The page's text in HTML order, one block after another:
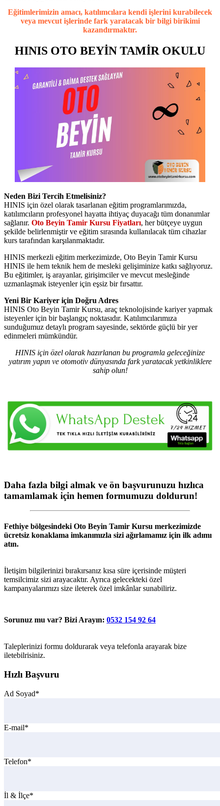
Eğitimlerimizin amacı, katılımcılara kendi işlerini kurabilecek
veya mevcut işlerinde fark yaratacak bir bilgi birikimi
kazandırmaktır.
HINIS OTO BEYİN TAMİR OKULU
Neden Bizi Tercih Etmelisiniz?
HINIS için özel olarak tasarlanan eğitim programlarımızda,
katılımcıların profesyonel hayatta ihtiyaç duyacağı tüm donanımlar
sağlanır. Oto Beyin Tamir Kursu Fiyatları, her bütçeye uygun
şekilde belirlenmiştir ve eğitim sırasında kullanılacak tüm cihazlar
kurs tarafından karşılanmaktadır.
HINIS merkezli eğitim merkezimizde, Oto Beyin Tamir Kursu
HINIS ile hem teknik hem de mesleki gelişiminize katkı sağlıyoruz.
Bu eğitimler, iş arayanlar, girişimciler ve mevcut mesleğinde
uzmanlaşmak isteyenler için eşsiz bir fırsattır.
Yeni Bir Kariyer için Doğru Adres
HINIS Oto Beyin Tamir Kursu, araç teknolojisinde kariyer yapmak
isteyenler için bir başlangıç noktasıdır. Katılımcılarımıza
sunduğumuz detaylı program sayesinde, sektörde güçlü bir yer
edinmeleri mümkündür.
HINIS için özel olarak hazırlanan bu programla geleceğinize
yatırım yapın ve otomotiv dünyasında fark yaratacak yetkinliklere
sahip olun!
Daha fazla bilgi almak ve ön başvurunuzu hızlıca
tamamlamak için hemen formumuzu doldurun!
Fethiye bölgesindeki Oto Beyin Tamir Kursu merkezimizde
ücretsiz konaklama imkanımızla sizi ağırlamamız için ilk adımı
atın.
İletişim bilgilerinizi bırakırsanız kısa süre içerisinde müşteri
temsilcimiz sizi arayacaktır. Ayrıca gelecekteki özel
kampanyalarımızı size ileterek özel imkânlar sunabiliriz.
Sorunuz mu var? Bizi Arayın: 0532 154 92 64
Taleplerinizi formu doldurarak veya telefonla arayarak bize
iletebilrisiniz.
Hızlı Başvuru
Ad Soyad*
E-mail*
Telefon*
İl & İlçe*